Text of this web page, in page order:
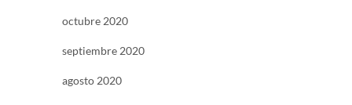
octubre 2020
septiembre 2020
agosto 2020